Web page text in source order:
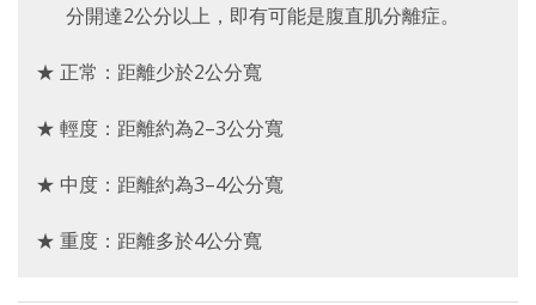
分開達2公分以上，即有可能是腹直肌分離症。
★ 正常：距離少於2公分寬
★ 輕度：距離約為2–3公分寬
★ 中度：距離約為3–4公分寬
★ 重度：距離多於4公分寬